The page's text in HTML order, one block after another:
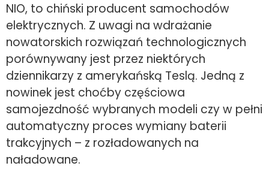
NIO, to chiński producent samochodów
elektrycznych. Z uwagi na wdrażanie
nowatorskich rozwiązań technologicznych
porównywany jest przez niektórych
dziennikarzy z amerykańską Teslą. Jedną z
nowinek jest choćby częściowa
samojezdność wybranych modeli czy w pełni
automatyczny proces wymiany baterii
trakcyjnych – z rozładowanych na
naładowane.